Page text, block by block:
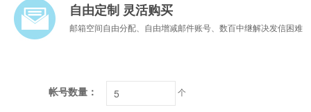
自由定制 灵活购买
邮箱空间自由分配、自由增减邮件账号、数百中继解决发信困难
帐号数量： 个